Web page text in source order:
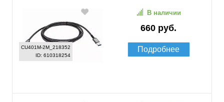
CU401M-2M_218352
ID: 610318254
660 руб.
В наличии
Подробнее